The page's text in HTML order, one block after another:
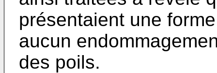
présentaient une
aucun
des poils.